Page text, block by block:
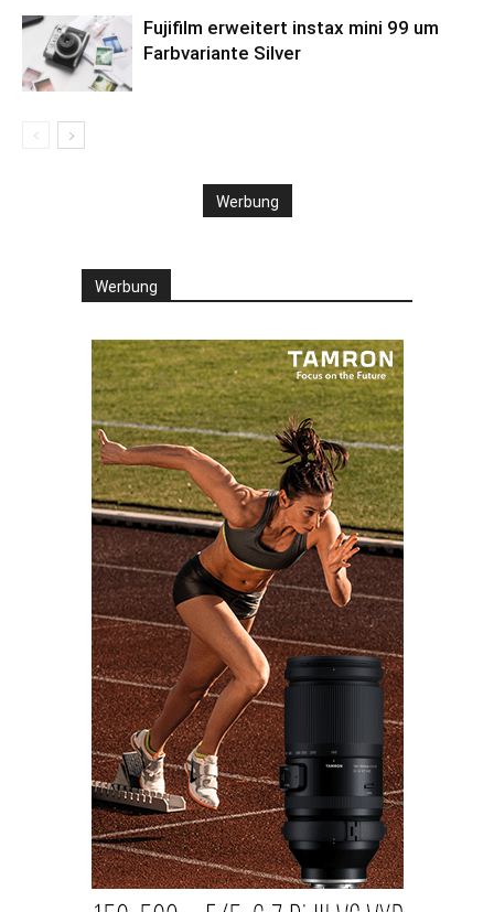
Fujifilm erweitert instax mini 99 um
Farbvariante Silver
Werbung
Werbung